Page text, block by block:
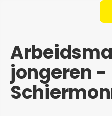
jongeren -